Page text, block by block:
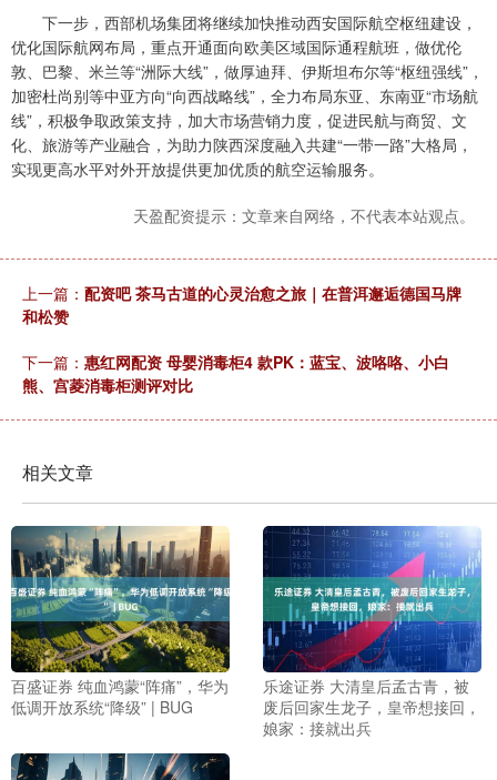
下一步，西部机场集团将继续加快推动西安国际航空枢纽建设，
优化国际航网布局，重点开通面向欧美区域国际通程航班，做优伦
敦、巴黎、米兰等“洲际大线”，做厚迪拜、伊斯坦布尔等“枢纽强线”，
加密杜尚别等中亚方向“向西战略线”，全力布局东亚、东南亚“市场航
线”，积极争取政策支持，加大市场营销力度，促进民航与商贸、文
化、旅游等产业融合，为助力陕西深度融入共建“一带一路”大格局，
实现更高水平对外开放提供更加优质的航空运输服务。
天盈配资提示：文章来自网络，不代表本站观点。
上一篇： 配资吧 茶马古道的心灵治愈之旅｜在普洱邂逅德国马牌
和松赞
下一篇： 惠红网配资 母婴消毒柜4 款PK：蓝宝、波咯咯、小白
熊、宫菱消毒柜测评对比
相关文章
百盛证券 纯血鸿蒙“阵痛”，华为
低调开放系统“降级” | BUG
乐途证券 大清皇后孟古青，被
废后回家生龙子，皇帝想接回，
娘家：接就出兵